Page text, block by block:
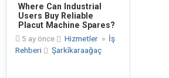
Where Can Industrial
Users Buy Reliable
Placut Machine Spares?
5 ay önce
Hizmetler » İş
Rehberi
Şarkîkaraağaç